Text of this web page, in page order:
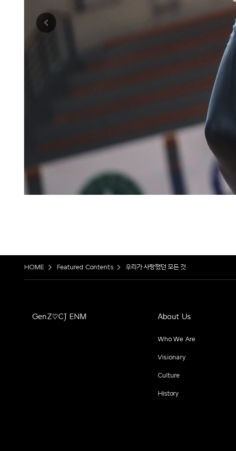
HOME Featured Contents 우리가 사랑했던 모든 것
GenZ♡CJ ENM About Us
Who We Are
Visionary
Culture
History